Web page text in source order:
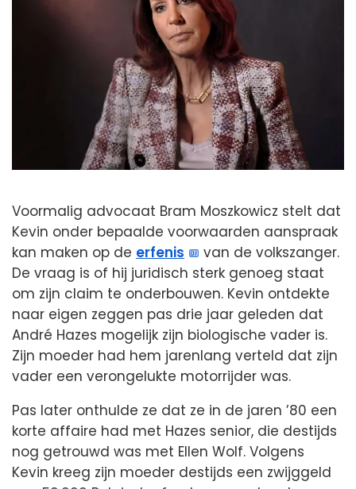
Voormalig advocaat Bram Moszkowicz stelt dat
Kevin onder bepaalde voorwaarden aanspraak
kan maken op de erfenis
van de volkszanger.
De vraag is of hij juridisch sterk genoeg staat
om zijn claim te onderbouwen. Kevin ontdekte
naar eigen zeggen pas drie jaar geleden dat
André Hazes mogelijk zijn biologische vader is.
Zijn moeder had hem jarenlang verteld dat zijn
vader een verongelukte motorrijder was.
Pas later onthulde ze dat ze in de jaren ’80 een
korte affaire had met Hazes senior, die destijds
nog getrouwd was met Ellen Wolf. Volgens
Kevin kreeg zijn moeder destijds een zwijggeld